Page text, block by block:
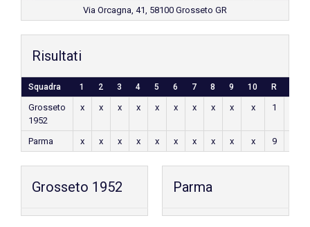
Via Orcagna, 41, 58100 Grosseto GR
Risultati
Squadra 1 2 3 4 5 6 7 8 9 10 R
Grosseto
1952
x x x x x x x x x x 1
Parma x x x x x x x x x x 9
Grosseto 1952 Parma